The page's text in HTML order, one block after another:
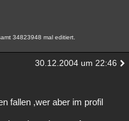
34823948 mal editiert.
30.12.2004 um 22:46
fallen ,wer aber im profil